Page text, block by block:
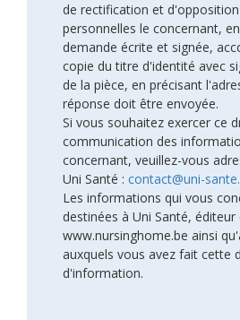
de rectification et
personnelles le concernant,
demande écrite et signée,
copie du titre d'identité avec
de la pièce, en précisant
réponse doit être envoyée.
Si vous souhaitez exercer ce
communication des
concernant, veuillez-vous
Uni Santé : contact@uni-
Les informations qui vous
destinées à Uni Santé, éditeur
www.nursinghome.be ainsi
auxquels vous avez fait cette
d'information.